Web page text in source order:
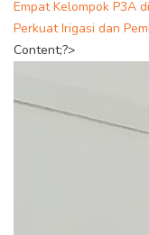
Empat Kelompok P3A
Perkuat Irigasi dan
Content;?>